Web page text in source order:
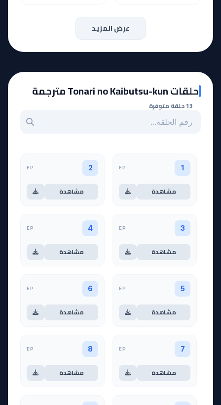
عرض المزيد
حلقات Tonari no Kaibutsu-kun مترجمة
13 حلقة متوفرة
بحث عن حلقة بالرقم
1
EP
مشاهدة
2
EP
مشاهدة
3
EP
مشاهدة
4
EP
مشاهدة
5
EP
مشاهدة
6
EP
مشاهدة
7
EP
مشاهدة
8
EP
مشاهدة